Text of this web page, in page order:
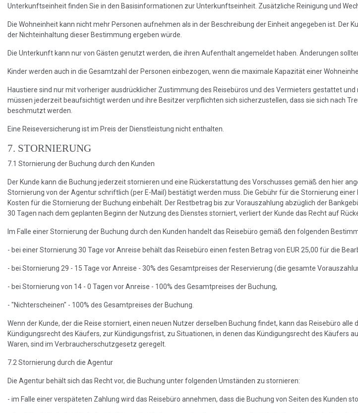
Unterkunftseinheit finden Sie in den Basisinformationen zur Unterkunftseinheit. Zusätzliche Reinigung und
Die Wohneinheit kann nicht mehr Personen aufnehmen als in der Beschreibung der Einheit angegeben ist.
der Nichteinhaltung dieser Bestimmung ergeben würde.
Die Unterkunft kann nur von Gästen genutzt werden, die ihren Aufenthalt angemeldet haben. Änderungen
Kinder werden auch in die Gesamtzahl der Personen einbezogen, wenn die maximale Kapazität einer
Haustiere sind nur mit vorheriger ausdrücklicher Zustimmung des Reisebüros und des Vermieters gestattet
müssen jederzeit beaufsichtigt werden und ihre Besitzer verpflichten sich sicherzustellen, dass sie sich nach
beschmutzt werden.
Eine Reiseversicherung ist im Preis der Dienstleistung nicht enthalten.
7. STORNIERUNG
7.1 Stornierung der Buchung durch den Kunden
Der Kunde kann die Buchung jederzeit stornieren und eine Rückerstattung des Vorschusses gemäß den hier
Stornierung von der Agentur schriftlich (per E-Mail) bestätigt werden muss. Die Gebühr für die Stornierung
Kosten für die Stornierung der Buchung einbehält. Der Restbetrag bis zur Vorauszahlung abzüglich der
30 Tagen nach dem geplanten Beginn der Nutzung des Dienstes storniert, verliert der Kunde das Recht auf
Im Falle einer Stornierung der Buchung durch den Kunden handelt das Reisebüro gemäß den folgenden
- bei einer Stornierung 30 Tage vor Anreise behält das Reisebüro einen festen Betrag von EUR 25,00 für die
- bei Stornierung 29 - 15 Tage vor Anreise - 30% des Gesamtpreises der Reservierung (die gesamte
- bei Stornierung von 14 - 0 Tagen vor Anreise - 100% des Gesamtpreises der Buchung,
- "Nichterscheinen" - 100% des Gesamtpreises der Buchung.
Wenn der Kunde, der die Reise storniert, einen neuen Nutzer derselben Buchung findet, kann das Reisebüro
Kündigungsrecht des Käufers, zur Kündigungsfrist, zu Situationen, in denen das Kündigungsrecht des Käufers
Waren, sind im Verbraucherschutzgesetz geregelt.
7.2 Stornierung durch die Agentur
Die Agentur behält sich das Recht vor, die Buchung unter folgenden Umständen zu stornieren:
- im Falle einer verspäteten Zahlung wird das Reisebüro annehmen, dass die Buchung von Seiten des Kunden